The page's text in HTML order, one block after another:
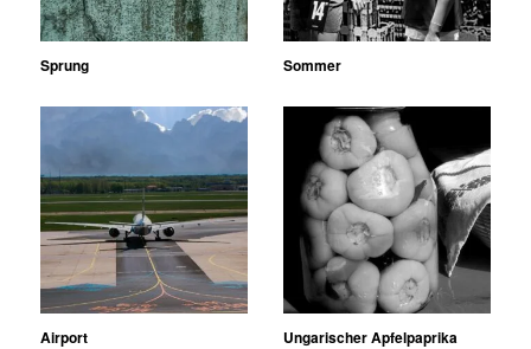
Sprung Sommer
Airport Ungarischer Apfelpaprika